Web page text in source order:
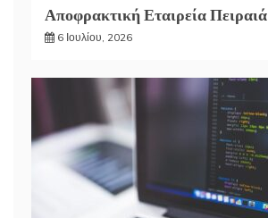
Αποφρακτική Εταιρεία Πειραιά
6 Ιουλίου, 2026